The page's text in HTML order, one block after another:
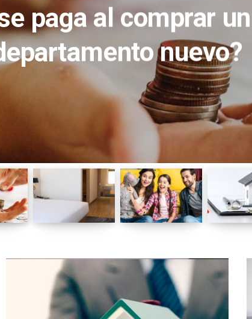
paga al comprar un
nuevo?